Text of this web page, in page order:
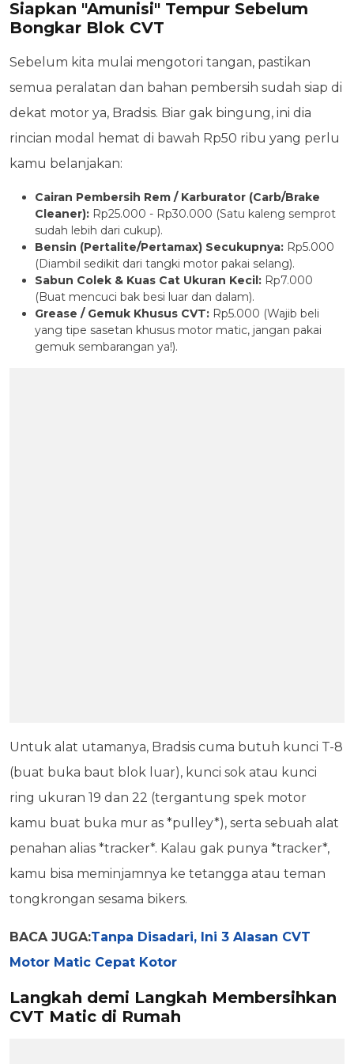
Siapkan "Amunisi" Tempur Sebelum
Bongkar Blok CVT
Sebelum kita mulai mengotori tangan, pastikan
semua peralatan dan bahan pembersih sudah siap di
dekat motor ya, Bradsis. Biar gak bingung, ini dia
rincian modal hemat di bawah Rp50 ribu yang perlu
kamu belanjakan:
Cairan Pembersih Rem / Karburator (Carb/Brake
Cleaner): Rp25.000 - Rp30.000 (Satu kaleng semprot
sudah lebih dari cukup).
Bensin (Pertalite/Pertamax) Secukupnya: Rp5.000
(Diambil sedikit dari tangki motor pakai selang).
Sabun Colek & Kuas Cat Ukuran Kecil: Rp7.000
(Buat mencuci bak besi luar dan dalam).
Grease / Gemuk Khusus CVT: Rp5.000 (Wajib beli
yang tipe sasetan khusus motor matic, jangan pakai
gemuk sembarangan ya!).
Untuk alat utamanya, Bradsis cuma butuh kunci T-8
(buat buka baut blok luar), kunci sok atau kunci
ring ukuran 19 dan 22 (tergantung spek motor
kamu buat buka mur as *pulley*), serta sebuah alat
penahan alias *tracker*. Kalau gak punya *tracker*,
kamu bisa meminjamnya ke tetangga atau teman
tongkrongan sesama bikers.
BACA JUGA:Tanpa Disadari, Ini 3 Alasan CVT
Motor Matic Cepat Kotor
Langkah demi Langkah Membersihkan
CVT Matic di Rumah